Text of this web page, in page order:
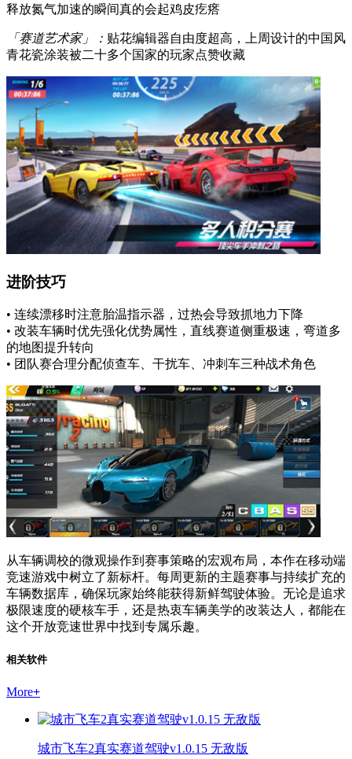
释放氮气加速的瞬间真的会起鸡皮疙瘩
「赛道艺术家」： 贴花编辑器自由度超高，上周设计的中国风
青花瓷涂装被二十多个国家的玩家点赞收藏
进阶技巧
• 连续漂移时注意胎温指示器，过热会导致抓地力下降
• 改装车辆时优先强化优势属性，直线赛道侧重极速，弯道多
的地图提升转向
• 团队赛合理分配侦查车、干扰车、冲刺车三种战术角色
从车辆调校的微观操作到赛事策略的宏观布局，本作在移动端
竞速游戏中树立了新标杆。每周更新的主题赛事与持续扩充的
车辆数据库，确保玩家始终能获得新鲜驾驶体验。无论是追求
极限速度的硬核车手，还是热衷车辆美学的改装达人，都能在
这个开放竞速世界中找到专属乐趣。
相关软件
More+
城市飞车2真实赛道驾驶v1.0.15 无敌版